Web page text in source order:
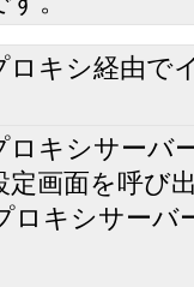
ロキシ経由で
ロキシサーバ
定画面を呼び
ロキシサーバ